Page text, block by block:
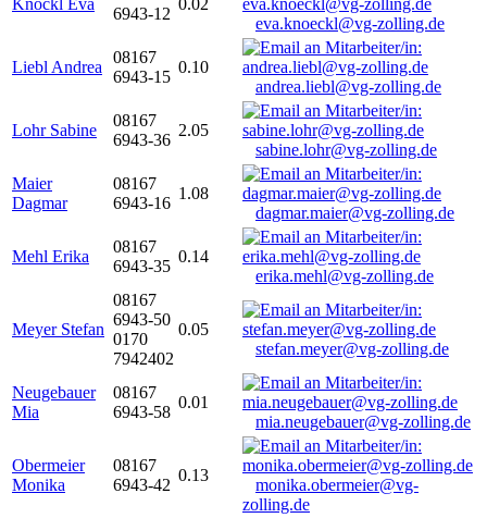
Knöckl Eva
6943-12
0.02
eva.knoeckl@vg-zolling.de
Liebl Andrea
08167
6943-15
0.10
andrea.liebl@vg-zolling.de
Lohr Sabine
08167
6943-36
2.05
sabine.lohr@vg-zolling.de
Maier
Dagmar
08167
6943-16
1.08
dagmar.maier@vg-zolling.de
Mehl Erika
08167
6943-35
0.14
erika.mehl@vg-zolling.de
Meyer Stefan
08167
6943-50
0170
7942402
0.05
stefan.meyer@vg-zolling.de
Neugebauer
Mia
08167
6943-58
0.01
mia.neugebauer@vg-zolling.de
Obermeier
Monika
08167
6943-42
0.13
monika.obermeier@vg-
zolling.de